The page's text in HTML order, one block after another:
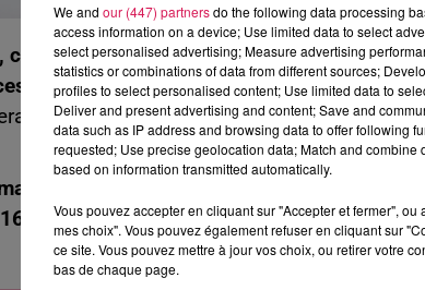
cette structure se débarrasse de ses plus
:
1 € par livre pour adultes et 50 centimes
jusqu’au 22 novembre. Les recettes de
de 13h à 18h, mercredi de 8h30 à midi
vendredi de 13h à 18h et samedi de
We and our (447) partnersdo the following data processing
access information on a device; Use limited data to select
select personalised advertising; Measure advertising
statistics or combinations of data from different sources;
profiles to select personalised content; Use limited data to
Deliver and present advertising and content; Save and
data such as IP address and browsing data to offer following
requested; Use precise geolocation data; Match and
based on information transmitted automatically.
Vous pouvez accepter en cliquant sur "Accepter et fermer",
mes choix". Vous pouvez également refuser en cliquant sur
ce site. Vous pouvez mettre à jour vos choix, ou retirer votre
bas de chaque page.